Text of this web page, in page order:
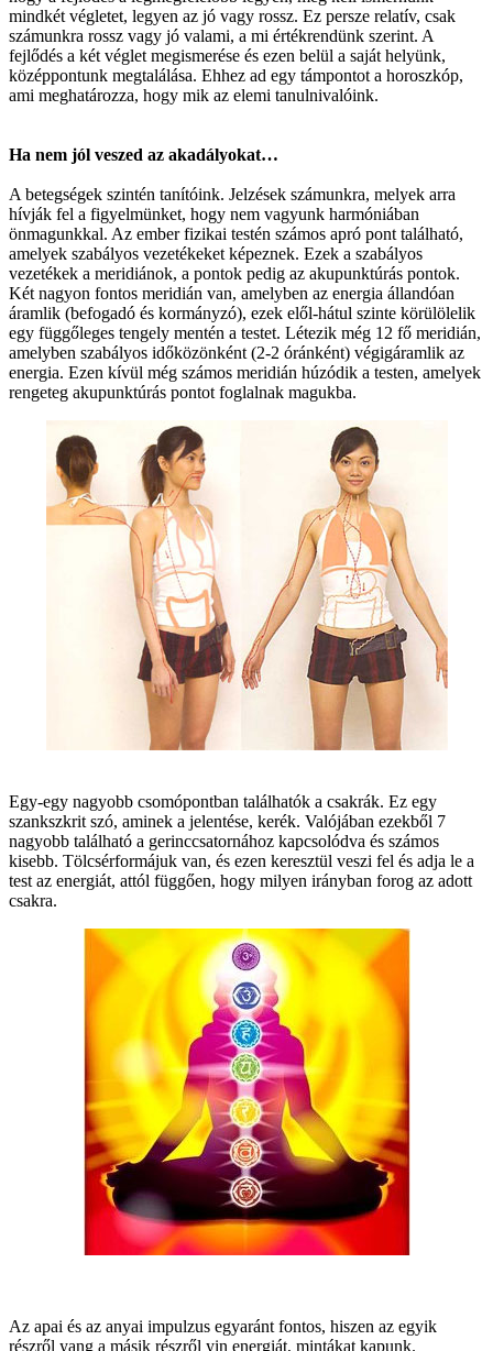
mindkét végletet, legyen az jó vagy rossz. Ez persze relatív, csak
számunkra rossz vagy jó valami, a mi értékrendünk szerint. A
fejlődés a két véglet megismerése és ezen belül a saját helyünk,
középpontunk megtalálása. Ehhez ad egy támpontot a horoszkóp,
ami meghatározza, hogy mik az elemi tanulnivalóink.
Ha nem jól veszed az akadályokat…
A betegségek szintén tanítóink. Jelzések számunkra, melyek arra
hívják fel a figyelmünket, hogy nem vagyunk harmóniában
önmagunkkal. Az ember fizikai testén számos apró pont található,
amelyek szabályos vezetékeket képeznek. Ezek a szabályos
vezetékek a meridiánok, a pontok pedig az akupunktúrás pontok.
Két nagyon fontos meridián van, amelyben az energia állandóan
áramlik (befogadó és kormányzó), ezek elől-hátul szinte körülölelik
egy függőleges tengely mentén a testet. Létezik még 12 fő meridián,
amelyben szabályos időközönként (2-2 óránként) végigáramlik az
energia. Ezen kívül még számos meridián húzódik a testen, amelyek
rengeteg akupunktúrás pontot foglalnak magukba.
Egy-egy nagyobb csomópontban találhatók a csakrák. Ez egy
szankszkrit szó, aminek a jelentése, kerék. Valójában ezekből 7
nagyobb található a gerinccsatornához kapcsolódva és számos
kisebb. Tölcsérformájuk van, és ezen keresztül veszi fel és adja le a
test az energiát, attól függően, hogy milyen irányban forog az adott
csakra.
Az apai és az anyai impulzus egyaránt fontos, hiszen az egyik
részről yang a másik részről yin energiát, mintákat kapunk.